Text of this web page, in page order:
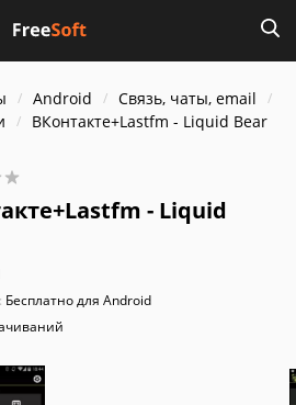
Android
Связь, чаты, email
ВКонтакте+Lastfm - Liquid Bear
- Liquid
Бесплатно для Android